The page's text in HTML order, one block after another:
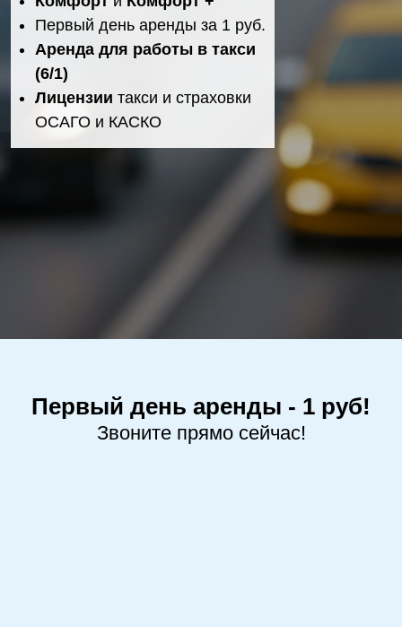
Первый день аренды за 1 руб.
Аренда для работы в такси
(6/1)
Лицензии такси и страховки
ОСАГО и КАСКО
Первый день аренды - 1 руб!
Звоните прямо сейчас!